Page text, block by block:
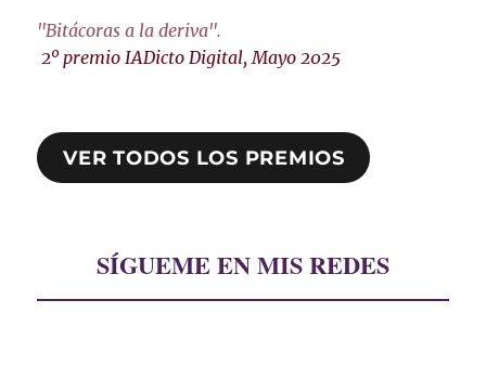
"Bitácoras a la deriva".
2º premio IADicto Digital, Mayo 2025
VER TODOS LOS PREMIOS
SÍGUEME EN MIS REDES